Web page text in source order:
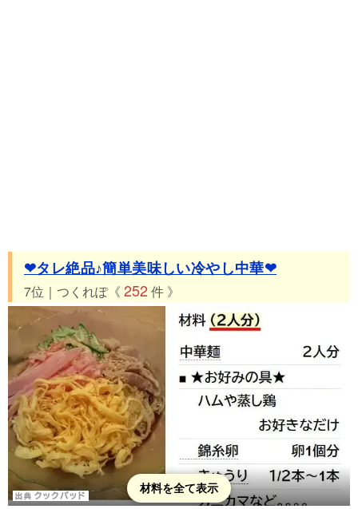
❤タレ絶品♪簡単美味しい冷やし中華❤
7位｜つくれぽ《 252 件 》
材料を全て表示